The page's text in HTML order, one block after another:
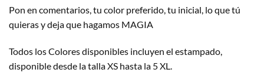
Pon en comentarios, tu color preferido, tu inicial, lo que tú
quieras y deja que hagamos MAGIA
Todos los Colores disponibles incluyen el estampado,
disponible desde la talla XS hasta la 5 XL.